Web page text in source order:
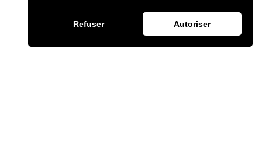
Refuser Autoriser